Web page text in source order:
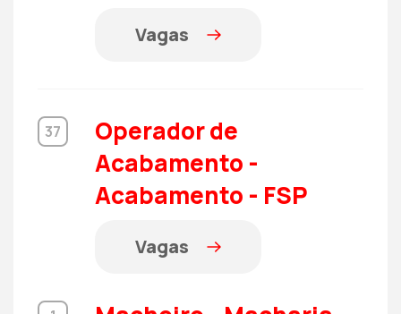
Vagas
37
Operador de
Acabamento -
Acabamento - FSP
Vagas